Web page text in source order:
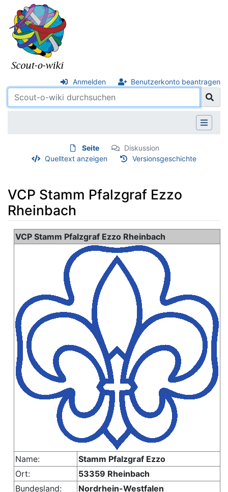
Anmelden Benutzerkonto beantragen
Seite
Diskussion
Quelltext anzeigen
Versionsgeschichte
VCP Stamm Pfalzgraf Ezzo
Rheinbach
Wechseln zu:Navigation,Suche
VCP Stamm Pfalzgraf Ezzo Rheinbach
Name:
Stamm Pfalzgraf Ezzo
Ort:
53359 Rheinbach
Bundesland:
Nordrhein-Westfalen